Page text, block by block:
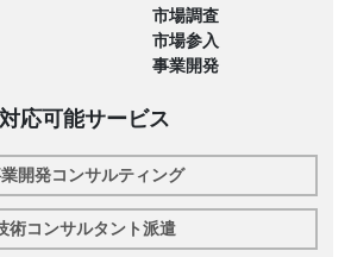
市場調査
市場参入
事業開発
対応可能サービス
開発コンサルティング
術コンサルタント派遣